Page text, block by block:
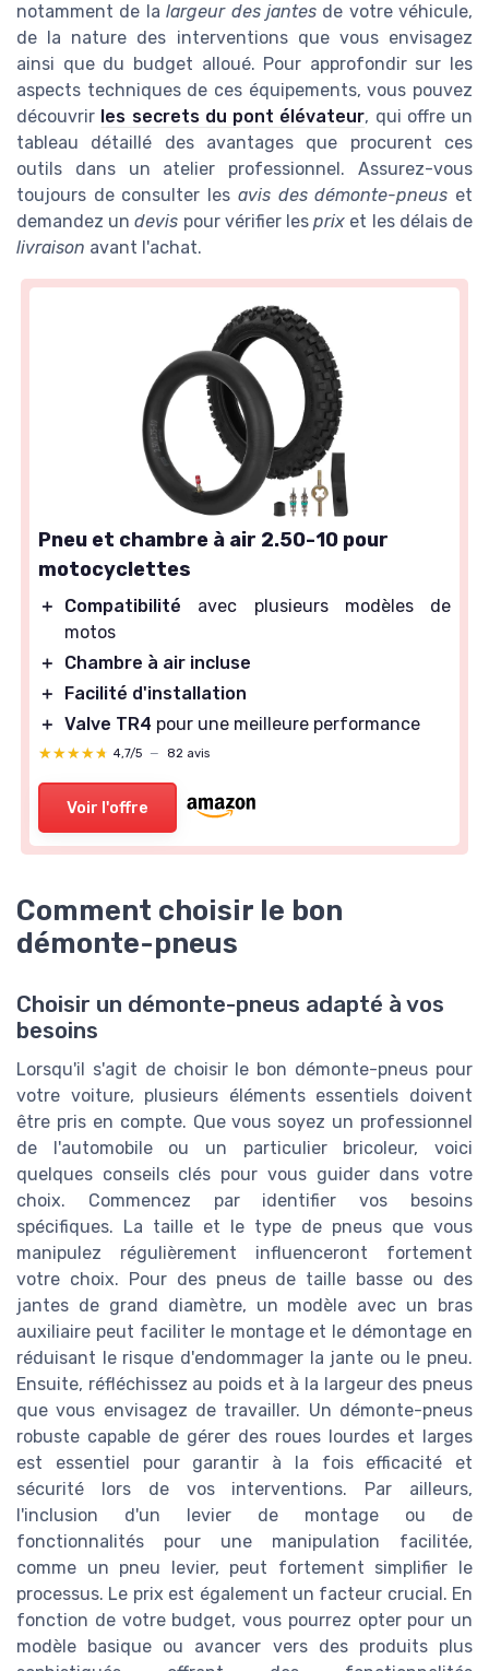
notamment de lalargeur des jantesde votre véhicule,
de la nature des interventions que vous envisagez
ainsi que du budget alloué. Pour approfondir sur les
aspects techniques de ces équipements, vous pouvez
découvrir les secrets du pont élévateur, qui offre un
tableau détaillé des avantages que procurent ces
outils dans un atelier professionnel. Assurez-vous
toujours de consulter les avis des démonte-pneus et
demandez undevis pour vérifier lesprix et les délais de
livraison avant l'achat.
Pneu et chambre à air 2.50-10 pour
motocyclettes
＋ Compatibilité avec plusieurs modèles de
motos
＋
Chambre à air incluse
＋
Facilité d'installation
＋ Valve TR4 pour une meilleure performance
★★★★★
★★★★★ 4,7/5 — 82 avis
Voir l'offre
Comment choisir le bon
démonte-pneus
Choisir un démonte-pneus adapté à vos
besoins
Lorsqu'il s'agit de choisir le bon démonte-pneus pour
votre voiture, plusieurs éléments essentiels doivent
être pris en compte. Que vous soyez un professionnel
de l'automobile ou un particulier bricoleur, voici
quelques conseils clés pour vous guider dans votre
choix. Commencez par identifier vos besoins
spécifiques. La taille et le type de pneus que vous
manipulez régulièrement influenceront fortement
votre choix. Pour des pneus de taille basse ou des
jantes de grand diamètre, un modèle avec un bras
auxiliaire peut faciliter le montage et le démontage en
réduisant le risque d'endommager la jante ou le pneu.
Ensuite, réfléchissez au poids et à la largeur des pneus
que vous envisagez de travailler. Un démonte-pneus
robuste capable de gérer des roues lourdes et larges
est essentiel pour garantir à la fois efficacité et
sécurité lors de vos interventions. Par ailleurs,
l'inclusion d'un levier de montage ou de
fonctionnalités pour une manipulation facilitée,
comme un pneu levier, peut fortement simplifier le
processus. Le prix est également un facteur crucial. En
fonction de votre budget, vous pourrez opter pour un
modèle basique ou avancer vers des produits plus